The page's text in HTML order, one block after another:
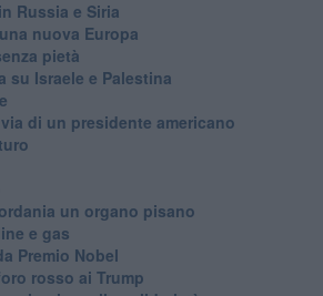
Russia e Siria
nuova Europa
pietà
su Israele e Palestina
di un presidente americano
un organo pisano
e gas
Premio Nobel
rosso ai Trump